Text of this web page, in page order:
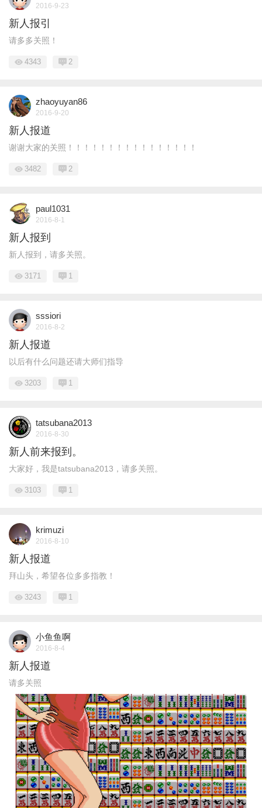
2016-9-23
新人报引
请多多关照！
4343 2
zhaoyuyan86
2016-9-20
新人报道
谢谢大家的关照！！！！！！！！！！！！！！！！
3482 2
paul1031
2016-8-1
新人报到
新人报到，请多关照。
3171 1
sssiori
2016-8-2
新人报道
以后有什么问题还请大师们指导
3203 1
tatsubana2013
2016-8-30
新人前来报到。
大家好，我是tatsubana2013，请多关照。
3103 1
krimuzi
2016-8-10
新人报道
拜山头，希望各位多多指教！
3243 1
小鱼鱼啊
2016-8-4
新人报道
请多关照